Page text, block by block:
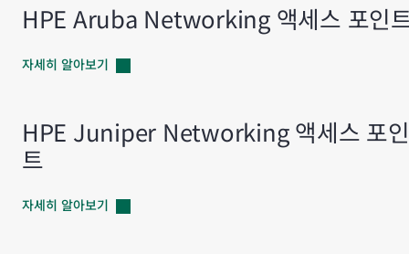
HPE Aruba Networking 액세스 포인
자세히 알아보기
HPE Juniper Networking 액세스 포인
트
자세히 알아보기